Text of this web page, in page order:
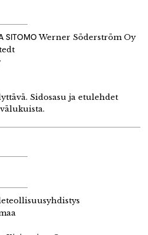
SITOMOWerner Söderström Oy
Sidosasu ja etulehdet